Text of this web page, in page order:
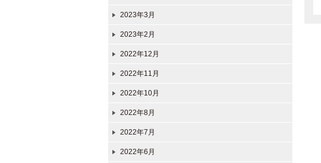
2023年3月
2023年2月
2022年12月
2022年11月
2022年10月
2022年8月
2022年7月
2022年6月